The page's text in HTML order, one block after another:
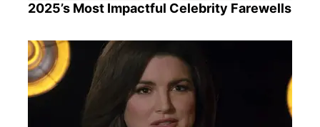
2025’s Most Impactful Celebrity Farewells